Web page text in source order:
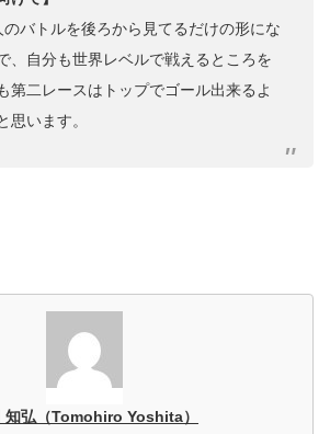
バトルを後ろから見てるだけの形にな
、自分も世界レベルで戦えるところを
第二レースはトップでゴール出来るよ
思います。
知弘（Tomohiro Yoshita）